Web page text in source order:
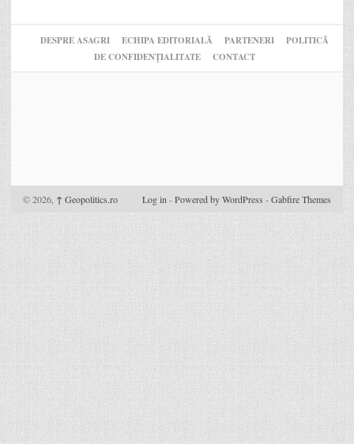
DESPRE ASAGRI ECHIPA EDITORIALĂ PARTENERI
POLITICĂ
DE CONFIDENȚIALITATE
CONTACT
© 2026, ↑ Geopolitics.ro Log in-Powered by WordPress -Gabfire Themes